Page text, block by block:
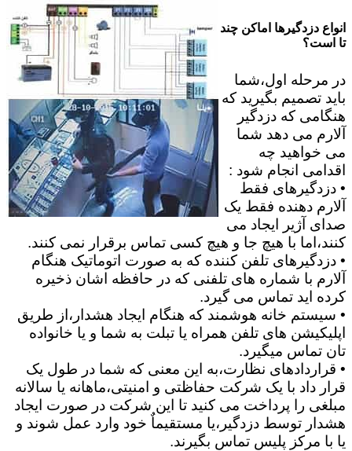
انواع دزدگیرها اماکن چند
تا است؟
در مرحله اول،شما
باید تصمیم بگیرید که
هنگامی که دزدگیر
آلارم می دهد شما
می خواهید چه
اقدامی انجام شود :
• دزدگیرهای فقط
آلارم دهنده فقط یک
صدای آژیر ایجاد می
کنند،اما با هیچ جا و هیچ کسی تماس برقرار نمی کنند.
• دزدگیرهای تلفن کننده که به صورت اتوماتیک هنگام
آلارم با شماره های تلفنی که در حافظه اشان ذخیره
کرده اید تماس می گیرد.
• سیستم خانه هوشمند که هنگام ایجاد هشدار،از طریق
اپلیکیشن های تلفن همراه یا تبلت به شما و یا خانواده
تان تماس میگیرد.
• قراردادهای نظارت،به این معنی که شما در طول یک
قرار داد با یک شرکت حفاظتی و امنیتی،ماهانه یا سالانه
مبلغی را پرداخت می کنید تا این شرکت در صورت ایجاد
هشدار توسط دزدگیر،یا مستقیماٌ خود وارد عمل شوند و
یا با مرکز پلیس تماس بگیرند.